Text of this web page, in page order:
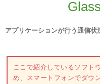
アプリケーションが行う通信状
ここで紹介しているソフト
め、スマートフォンでダウ